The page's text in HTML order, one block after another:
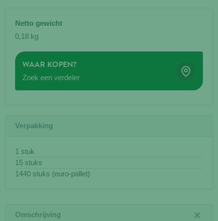
Netto gewicht
0,18 kg
WAAR KOPEN?
Zoek een verdeler
Verpakking
1 stuk
15 stuks
1440 stuks (euro-pallet)
Omschrijving